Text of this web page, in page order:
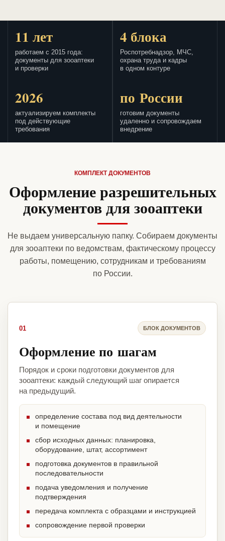
11 лет
работаем с 2015 года:
документы для зооаптеки
и проверки
4 блока
Роспотребнадзор, МЧС,
охрана труда и кадры
в одном контуре
2026
актуализируем комплекты
под действующие
требования
по России
готовим документы
удаленно и сопровождаем
внедрение
КОМПЛЕКТ ДОКУМЕНТОВ
Оформление разрешительных
документов для зооаптеки
Не выдаем универсальную папку. Собираем документы
для зооаптеки по ведомствам, фактическому процессу
работы, помещению, сотрудникам и требованиям
по России.
01 БЛОК ДОКУМЕНТОВ
Оформление по шагам
Порядок и сроки подготовки документов для
зооаптеки: каждый следующий шаг опирается
на предыдущий.
определение состава под вид деятельности
и помещение
сбор исходных данных: планировка,
оборудование, штат, ассортимент
подготовка документов в правильной
последовательности
подача уведомления и получение
подтверждения
передача комплекта с образцами и инструкцией
сопровождение первой проверки